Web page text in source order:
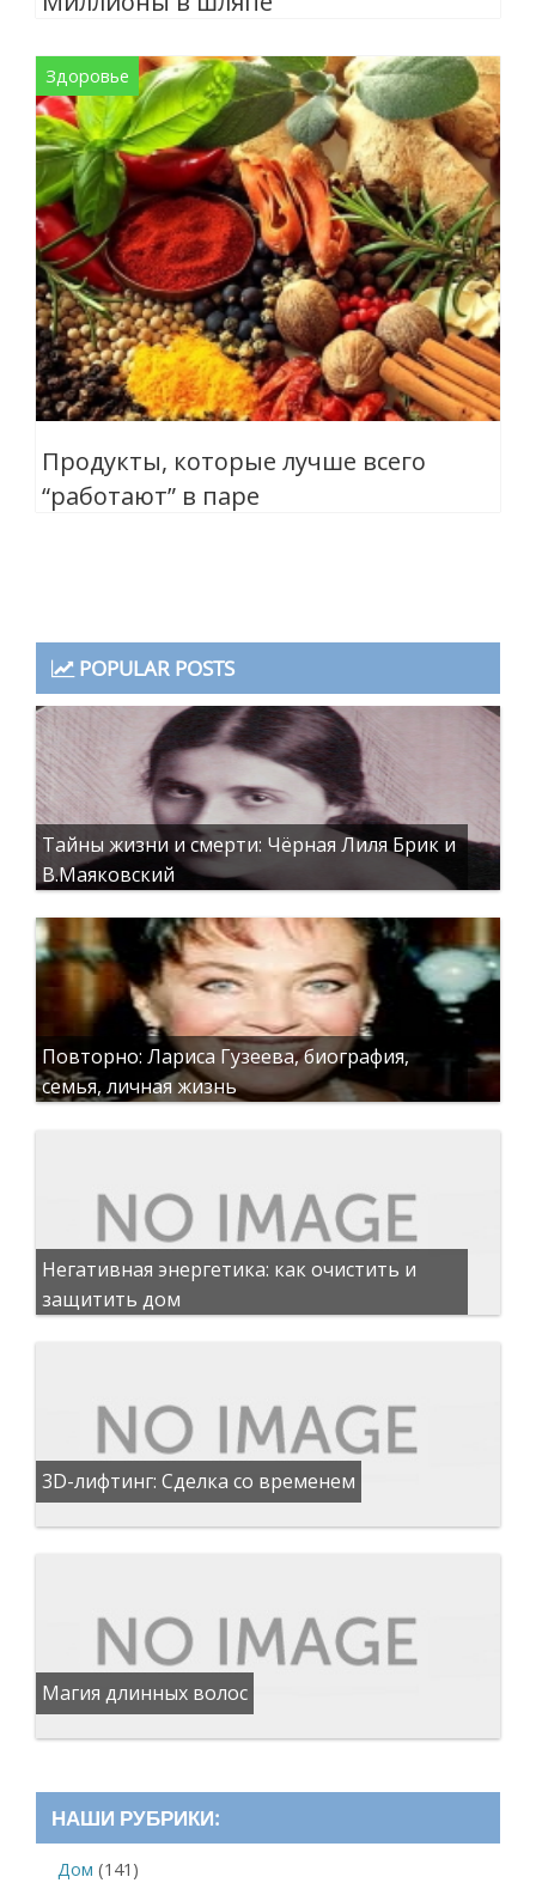
Здоровье
Продукты, которые лучше всего
“работают” в паре
POPULAR POSTS
Тайны жизни и смерти: Чёрная Лиля Брик и
В.Маяковский
Повторно: Лариса Гузеева, биография,
семья, личная жизнь
Негативная энергетика: как очистить и
защитить дом
3D-лифтинг: Сделка со временем
Магия длинных волос
НАШИ РУБРИКИ:
Дом (141)